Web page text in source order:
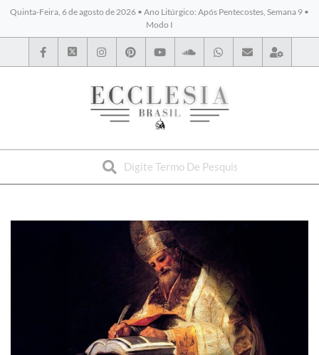
Quinta-Feira, 6 de agosto de 2026 • Ano Litúrgico: Após Pentecostes, Semana 9 •
Modo I
BYBLOS